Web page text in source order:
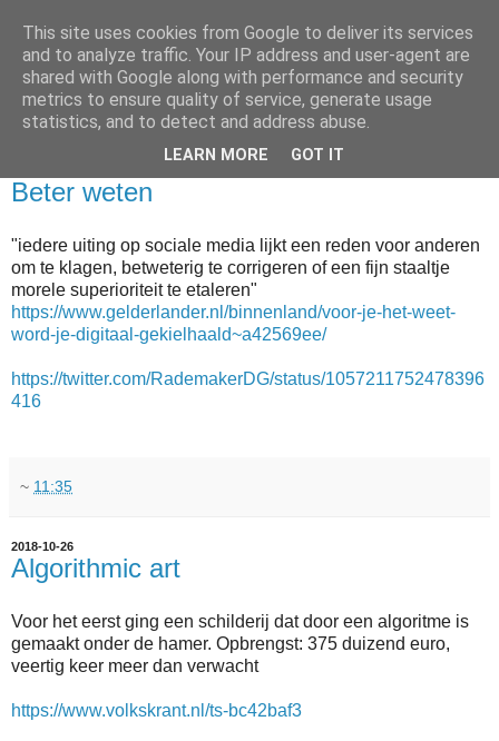
Beter weten
"iedere uiting op sociale media lijkt een reden voor anderen
om te klagen, betweterig te corrigeren of een fijn staaltje
morele superioriteit te etaleren"
https://www.gelderlander.nl/binnenland/voor-je-het-weet-
word-je-digitaal-gekielhaald~a42569ee/
https://twitter.com/RademakerDG/status/1057211752478396
416
~ 11:35
2018-10-26
Algorithmic art
Voor het eerst ging een schilderij dat door een algoritme is
gemaakt onder de hamer. Opbrengst: 375 duizend euro,
veertig keer meer dan verwacht
https://www.volkskrant.nl/ts-bc42baf3
This site uses cookies from Google to deliver its services
and to analyze traffic. Your IP address and user-agent are
shared with Google along with performance and security
metrics to ensure quality of service, generate usage
statistics, and to detect and address abuse.
LEARN MORE GOT IT